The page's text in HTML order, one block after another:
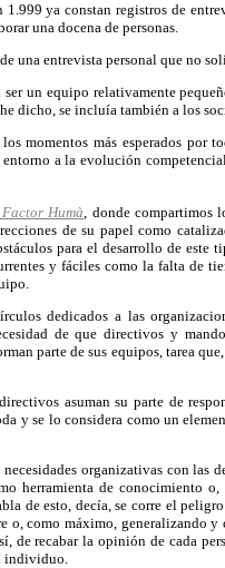
ya constan registros de
una docena de personas.
una entrevista personal que no
un equipo relativamente
dicho, se incluía también a los
momentos más esperados por
a la evolución
Humà, donde compartimos
de su papel como
para el desarrollo de este
y fáciles como la falta de
dedicados a las
de que directivos y
parte de sus equipos, tarea
asuman su parte de
y se lo considera como un
organizativas con
herramienta de conocimiento
de esto, decía, se corre el
o, como máximo, generalizando
de recabar la opinión de cada
individuo.